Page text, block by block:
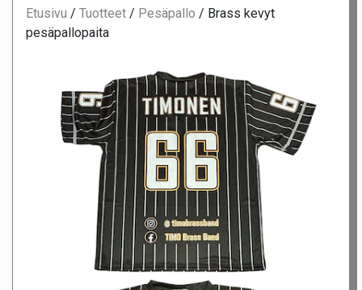
Etusivu / Tuotteet / Pesäpallo / Brass kevyt
pesäpallopaita